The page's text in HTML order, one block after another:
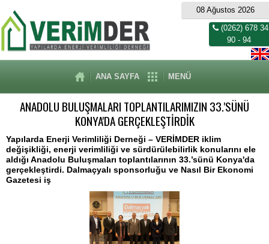
08 Ağustos 2026
(0262) 678 34
90 - 94
ANA SAYFA MENÜ
ANADOLU BULUŞMALARI TOPLANTILARIMIZIN 33.'SÜNÜ
KONYA'DA GERÇEKLEŞTİRDİK
Yapılarda Enerji Verimliliği Derneği – VERİMDER iklim
değişikliği, enerji verimliliği ve sürdürülebilirlik konularını ele
aldığı Anadolu Buluşmaları toplantılarının 33.’sünü Konya'da
gerçekleştirdi. Dalmaçyalı sponsorluğu ve Nasıl Bir Ekonomi
Gazetesi iş